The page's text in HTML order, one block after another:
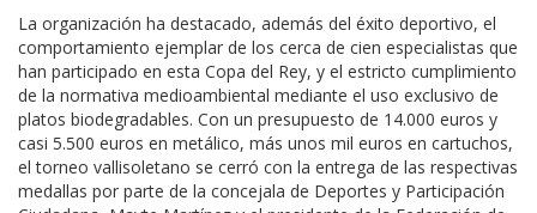
La organización ha destacado, además del éxito deportivo, el
comportamiento ejemplar de los cerca de cien especialistas que
han participado en esta Copa del Rey, y el estricto cumplimiento
de la normativa medioambiental mediante el uso exclusivo de
platos biodegradables. Con un presupuesto de 14.000 euros y
casi 5.500 euros en metálico, más unos mil euros en cartuchos,
el torneo vallisoletano se cerró con la entrega de las respectivas
medallas por parte de la concejala de Deportes y Participación